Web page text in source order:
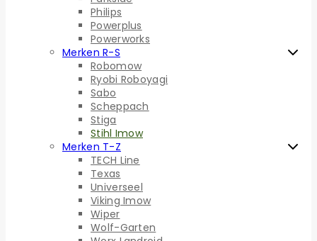
Philips
Powerplus
Powerworks
Merken R-S
Robomow
Ryobi Roboyagi
Sabo
Scheppach
Stiga
Stihl Imow
Merken T-Z
TECH Line
Texas
Universeel
Viking Imow
Wiper
Wolf-Garten